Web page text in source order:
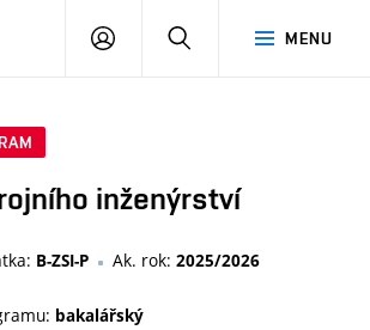
MENU
PŘIHLÁSIT
inženýrství
B-ZSI-P Ak. rok: 2025/2026
bakalářský